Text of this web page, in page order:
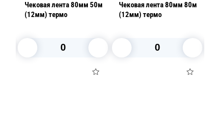
Чековая лента 80мм 50м
(12мм) термо
Чековая лента 80мм 80м
(12мм) термо